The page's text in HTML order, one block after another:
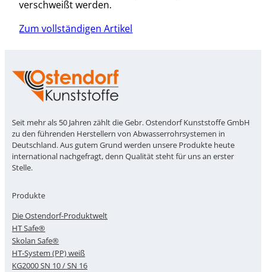
verschweißt werden.
Zum vollständigen Artikel
Seit mehr als 50 Jahren zählt die Gebr. Ostendorf Kunststoffe GmbH
zu den führenden Herstellern von Abwasserrohrsystemen in
Deutschland. Aus gutem Grund werden unsere Produkte heute
international nachgefragt, denn Qualität steht für uns an erster
Stelle.
Produkte
Die Ostendorf-Produktwelt
HT Safe®
Skolan Safe®
HT-System (PP) weiß
KG2000 SN 10 / SN 16